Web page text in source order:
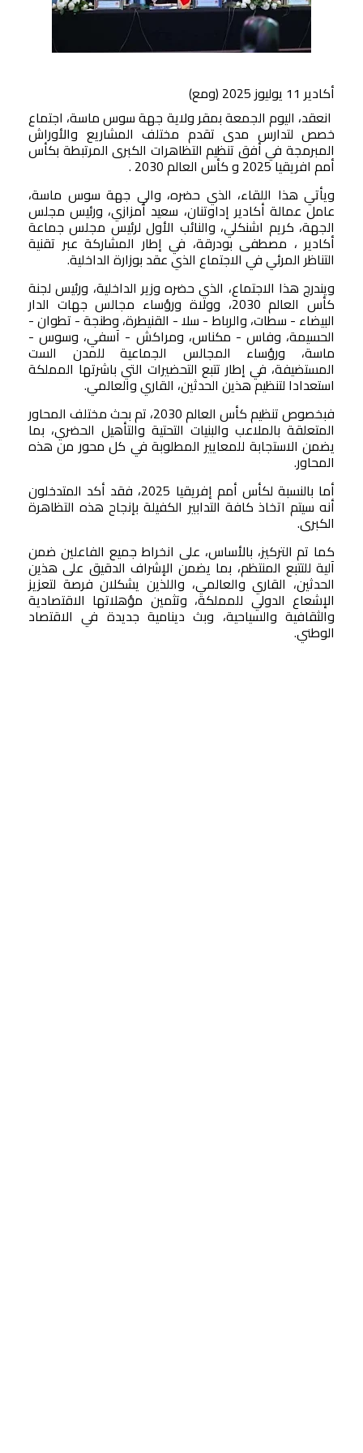
صوت وصورة
أكادير 11 يوليوز 2025 (ومع)
انعقد، اليوم الجمعة بمقر ولاية جهة سوس ماسة، اجتماع
خصص لتدارس مدى تقدم مختلف المشاريع والأوراش
المبرمجة في أفق تنظيم التظاهرات الكبرى المرتبطة بكأس
أمم افريقيا 2025 و كأس العالم 2030 .
ويأتي هذا اللقاء، الذي حضره، والي جهة سوس ماسة،
عامل عمالة أكادير إداوتنان، سعيد أمزازي، ورئيس مجلس
الجهة، كريم اشنكلي، والنائب الأول لرئيس مجلس جماعة
أكادير ، مصطفى بودرقة، في إطار المشاركة عبر تقنية
التناظر المرئي في الاجتماع الذي عقد بوزارة الداخلية.
ويندرج هذا الاجتماع، الذي حضره وزير الداخلية، ورئيس لجنة
كأس العالم 2030، وولاة ورؤساء مجالس جهات الدار
البيضاء - سطات، والرباط - سلا - القنيطرة، وطنجة - تطوان -
الحسيمة، وفاس - مكناس، ومراكش - آسفي، وسوس -
ماسة، ورؤساء المجالس الجماعية للمدن الست
المستضيفة، في إطار تتبع التحضيرات التي باشرتها المملكة
استعدادا لتنظيم هذين الحدثين، القاري والعالمي.
فبخصوص تنظيم كأس العالم 2030، تم بحث مختلف المحاور
المتعلقة بالملاعب والبنيات التحتية والتأهيل الحضري، بما
يضمن الاستجابة للمعايير المطلوبة في كل محور من هذه
المحاور.
أما بالنسبة لكأس أمم إفريقيا 2025، فقد أكد المتدخلون
أنه سيتم اتخاذ كافة التدابير الكفيلة بإنجاح هذه التظاهرة
الكبرى.
كما تم التركيز، بالأساس، على انخراط جميع الفاعلين ضمن
آلية للتتبع المنتظم، بما يضمن الإشراف الدقيق على هذين
الحدثين، القاري والعالمي، واللذين يشكلان فرصة لتعزيز
الإشعاع الدولي للمملكة، وتثمين مؤهلاتها الاقتصادية
والثقافية والسياحية، وبث دينامية جديدة في الاقتصاد
الوطني.